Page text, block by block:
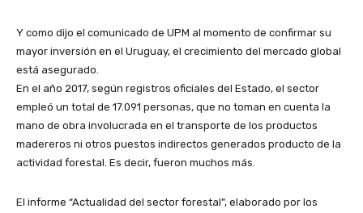
Y como dijo el comunicado de UPM al momento de confirmar su
mayor inversión en el Uruguay, el crecimiento del mercado global
está asegurado.
En el año 2017, según registros oficiales del Estado, el sector
empleó un total de 17.091 personas, que no toman en cuenta la
mano de obra involucrada en el transporte de los productos
madereros ni otros puestos indirectos generados producto de la
actividad forestal. Es decir, fueron muchos más.
El informe “Actualidad del sector forestal”, elaborado por los